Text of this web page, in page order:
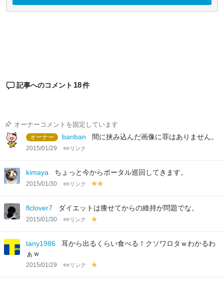
記事へのコメント 18件
オーナーコメントを固定しています
オーナー
banban 間に挟み込んだ画像に罪はありません。
2015/01/29 リンク
kimaya ちょっと今からポータル巡回してきます。
2015/01/30 リンク
y
lo
w
lo
flclover7 ダイエットは痩せてからの維持が問題でな。
2015/01/30 リンク
lo
tany1986
耳から出るくらい食べる！クソワロタｗわかるわ
ぁｗ
2015/01/29 リンク